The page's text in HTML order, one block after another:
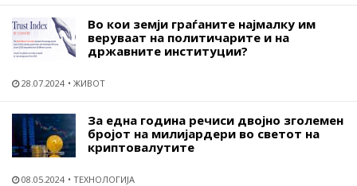
Во кои земји граѓаните најмалку им
веруваат на политичарите и на
државните институции?
28.07.2024 ЖИВОТ
За една година речиси двојно зголемен
бројот на милијардери во светот на
криптовалутите
08.05.2024 ТЕХНОЛОГИЈА